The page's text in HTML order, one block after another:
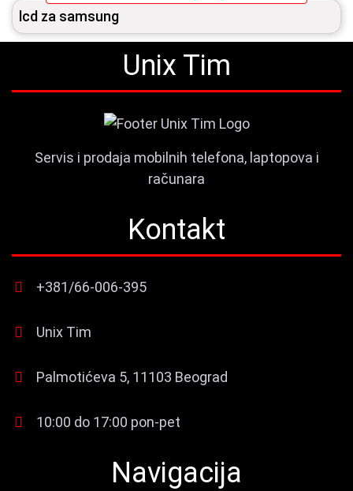
lcd za samsung
Unix Tim
Servis i prodaja mobilnih telefona, laptopova i
računara
Kontakt
+381/66-006-395
Unix Tim
Palmotićeva 5, 11103 Beograd
10:00 do 17:00 pon-pet
Navigacija